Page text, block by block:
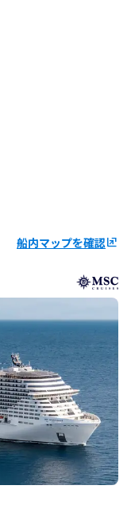
船内マップを確認ungroup